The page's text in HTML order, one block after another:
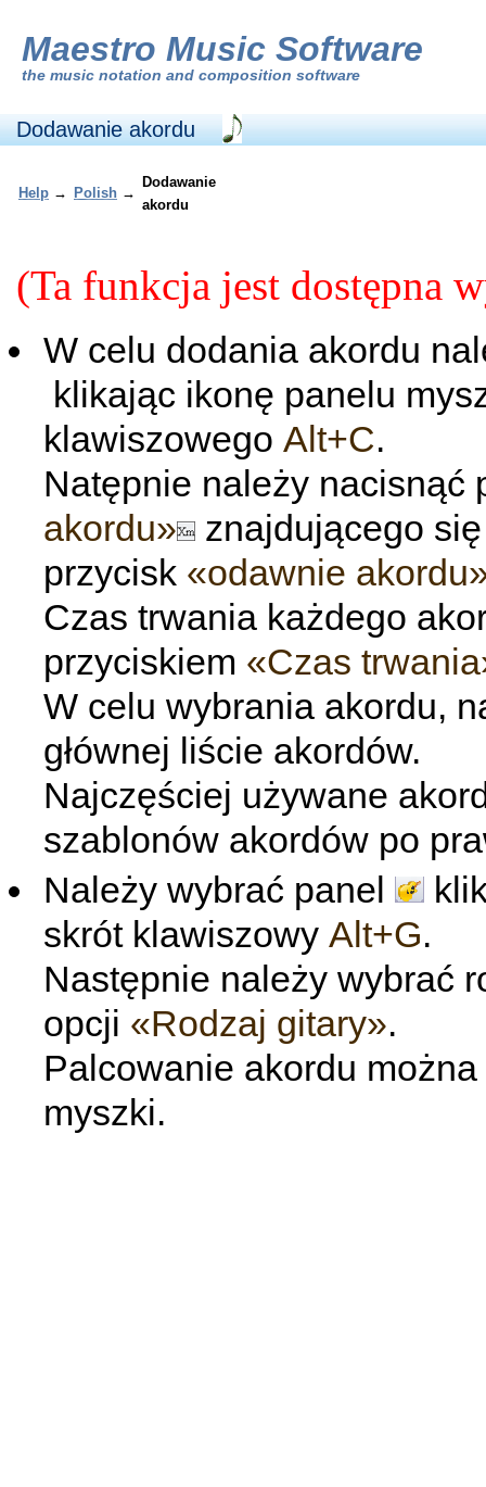
Maestro Music Software
the music notation and composition software
Dodawanie akordu
Help → Polish →
Dodawanie
akordu
(Ta funkcja jest dostępna
W celu dodania akordu
klikając ikonę panelu
klawiszowego Alt+C.
Natępnie należy nacisnąć
akordu»
znajdującego
przycisk «odawnie
Czas trwania każdego
przyciskiem «Czas
W celu wybrania akordu,
głównej liście akordów.
Najczęściej używane
szablonów akordów po
Należy wybrać panel
skrót klawiszowy Alt+G.
Następnie należy wybrać
opcji «Rodzaj gitary».
Palcowanie akordu
myszki.